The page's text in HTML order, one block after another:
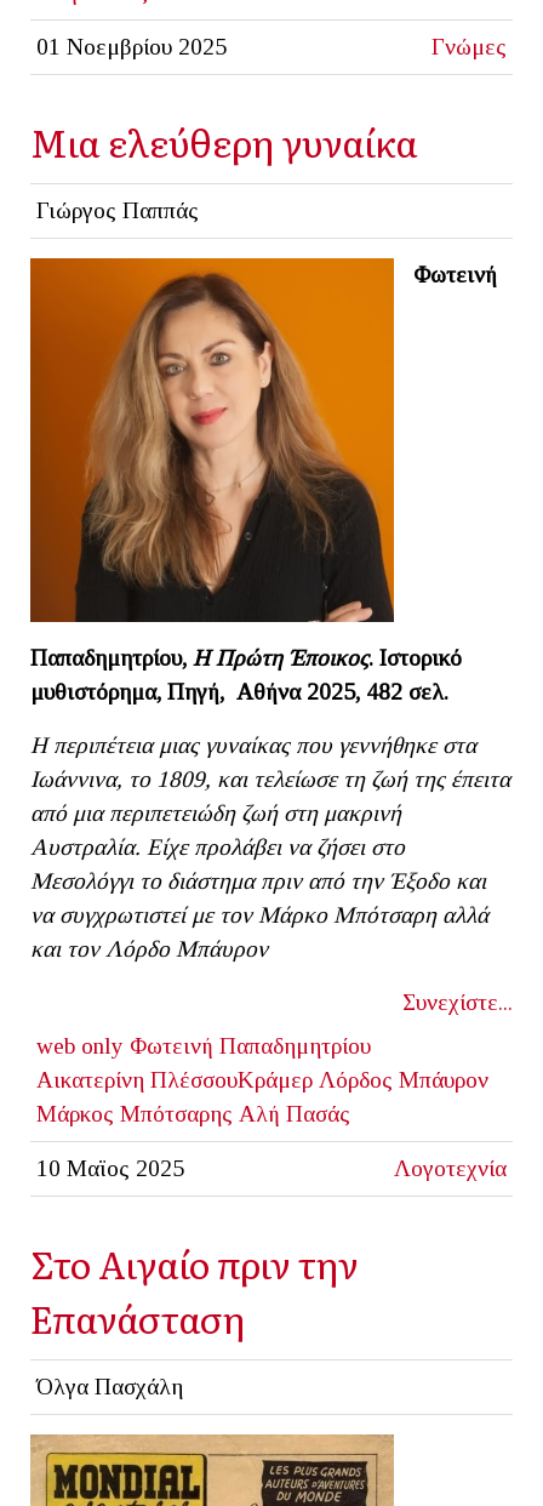
01 Νοεμβρίου 2025 Γνώμες
Μια ελεύθερη γυναίκα
Γιώργος Παππάς
Φωτεινή
Παπαδημητρίου, Η Πρώτη Έποικος. Ιστορικό
μυθιστόρημα, Πηγή, Αθήνα 2025, 482 σελ.
Η περιπέτεια μιας γυναίκας που γεννήθηκε στα
Ιωάννινα, το 1809, και τελείωσε τη ζωή της έπειτα
από μια περιπετειώδη ζωή στη μακρινή
Αυστραλία. Είχε προλάβει να ζήσει στο
Μεσολόγγι το διάστημα πριν από την Έξοδο και
να συγχρωτιστεί με τον Μάρκο Μπότσαρη αλλά
και τον Λόρδο Μπάυρον
Συνεχίστε...
web only Φωτεινή Παπαδημητρίου
Αικατερίνη ΠλέσσουΚράμερ Λόρδος Μπάυρον
Μάρκος Μπότσαρης Αλή Πασάς
10 Μαϊος 2025 Λογοτεχνία
Στο Αιγαίο πριν την
Επανάσταση
Όλγα Πασχάλη